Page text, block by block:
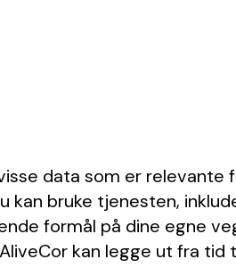
data som er
kan bruke tjenesten,
formål på dine egne
kan legge ut fra tid